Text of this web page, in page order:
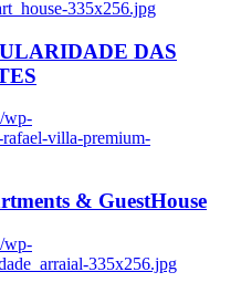
335x256.jpg
DAS
wp-
rafael-villa-premium-
& GuestHouse
wp-
335x256.jpg